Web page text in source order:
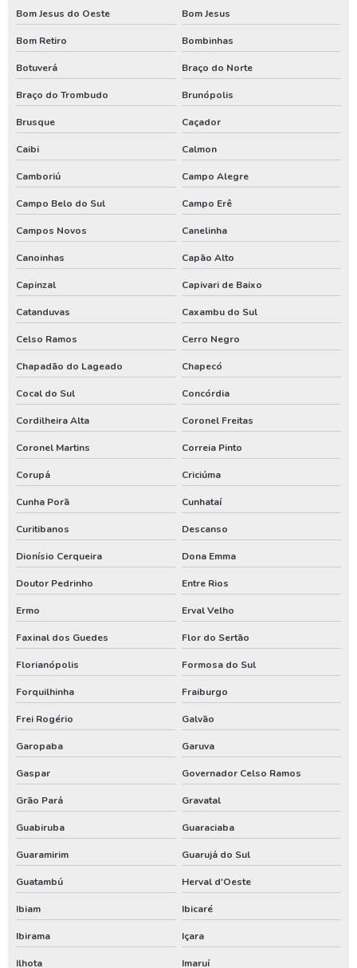
Poço artesiano quanto custa
Poço artesiano tubular
Poço artesiano valor metro
Poço de água artesiano
Poço de água potável
Preço para perfuração de poço artesiano
Processo de perfuração de poço artesiano
Projeto de outorga de água
Quanto custa perfuração de poço artesiano
Quanto custa uma outorga de poço artesiano
Renovação de outorga de poço
Renovação de outorga de poço artesiano
Requerimento de outorga de direito de uso das águas
Serviço de limpeza de poço artesiano
Teste de vazão poço artesiano
Tratamento de água de poço artesiano
Valor de outorga de poço artesiano
Valor de perfuração de poço artesiano
Instalação de poço
Tubulação para poço artesiano
Aluguel de compressor de ar
Aluguel de compressor de ar preço
Aluguel de gerador de energia
Aluguel de gerador de energia preço
Aluguel de gerador de energia valor
Aluguel de gerador para eventos
Aluguel de geradores
Compressor locação
Gerador de energia a diesel aluguel
Bom Jesus do Oeste Bom Jesus
Bom Retiro Bombinhas
Botuverá Braço do Norte
Braço do Trombudo Brunópolis
Brusque Caçador
Caibi Calmon
Camboriú Campo Alegre
Campo Belo do Sul Campo Erê
Campos Novos Canelinha
Canoinhas Capão Alto
Capinzal Capivari de Baixo
Catanduvas Caxambu do Sul
Celso Ramos Cerro Negro
Chapadão do Lageado Chapecó
Cocal do Sul Concórdia
Cordilheira Alta Coronel Freitas
Coronel Martins Correia Pinto
Corupá Criciúma
Cunha Porã Cunhataí
Curitibanos Descanso
Dionísio Cerqueira Dona Emma
Doutor Pedrinho Entre Rios
Ermo Erval Velho
Faxinal dos Guedes Flor do Sertão
Florianópolis Formosa do Sul
Forquilhinha Fraiburgo
Frei Rogério Galvão
Garopaba Garuva
Gaspar Governador Celso Ramos
Grão Pará Gravatal
Guabiruba Guaraciaba
Guaramirim Guarujá do Sul
Guatambú Herval d'Oeste
Ibiam Ibicaré
Ibirama Içara
Ilhota Imaruí